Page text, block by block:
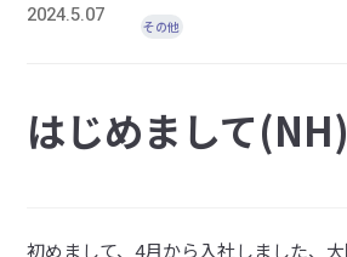
2024.5.07 その他
はじめまして(NH)
初めまして、4月から入社しました、